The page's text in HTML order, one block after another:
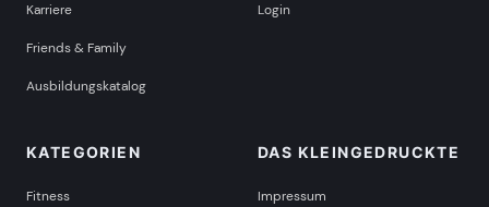
Karriere
Friends & Family
Ausbildungskatalog
Login
KATEGORIEN
Fitness
DAS KLEINGEDRUCKTE
Impressum